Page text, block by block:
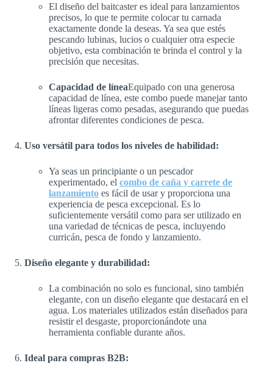
El diseño del baitcaster es ideal para lanzamientos
precisos, lo que te permite colocar tu carnada
exactamente donde la deseas. Ya sea que estés
pescando lubinas, lucios o cualquier otra especie
objetivo, esta combinación te brinda el control y la
precisión que necesitas.
Capacidad de líneaEquipado con una generosa
capacidad de línea, este combo puede manejar tanto
líneas ligeras como pesadas, asegurando que puedas
afrontar diferentes condiciones de pesca.
Uso versátil para todos los niveles de habilidad:
Ya seas un principiante o un pescador
experimentado, el combo de caña y carrete de
lanzamiento es fácil de usar y proporciona una
experiencia de pesca excepcional. Es lo
suficientemente versátil como para ser utilizado en
una variedad de técnicas de pesca, incluyendo
curricán, pesca de fondo y lanzamiento.
Diseño elegante y durabilidad:
La combinación no solo es funcional, sino también
elegante, con un diseño elegante que destacará en el
agua. Los materiales utilizados están diseñados para
resistir el desgaste, proporcionándote una
herramienta confiable durante años.
Ideal para compras B2B: